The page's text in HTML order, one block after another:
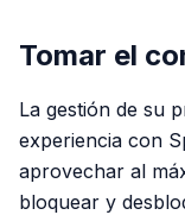
Tomar el
La gestión de su
experiencia con
aprovechar al
bloquear y